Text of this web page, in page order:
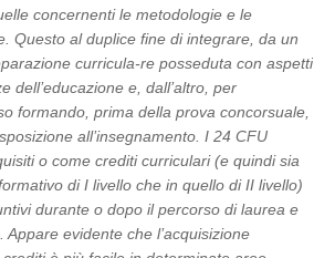
concernenti le metodologie e le
Questo al duplice fine di integrare, da un
curricula-re posseduta con aspetti
dell’educazione e, dall’altro, per
formando, prima della prova concorsuale,
all’insegnamento. I 24 CFU
o come crediti curriculari (e quindi sia
di I livello che in quello di II livello)
durante o dopo il percorso di laurea e
evidente che l’acquisizione